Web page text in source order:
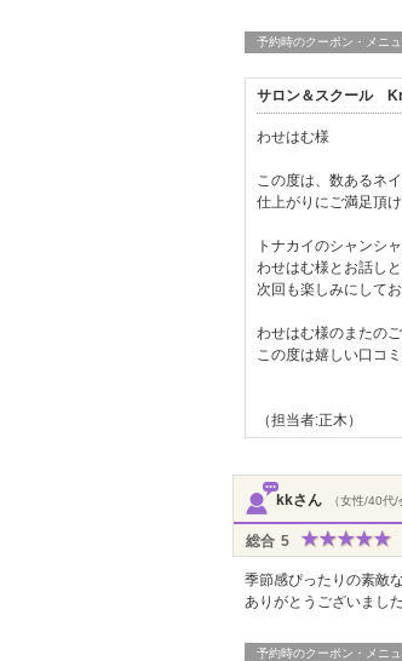
予約時のクーポン・メニ
サロン＆スクール
わせはむ様
この度は、数あるネ
仕上がりにご満足頂
トナカイのシャンシ
わせはむ様とお話し
次回も楽しみにして
わせはむ様のまたの
この度は嬉しい口コ
（担当者:正木）
kkさん （女性/40代/
総合 5
季節感ぴったりの素敵
ありがとうございました
予約時のクーポン・メニ